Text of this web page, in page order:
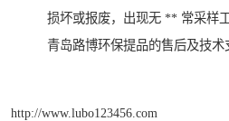
损坏或报废，出现无 ** 常采样工
青岛路博环保提品的售后及技术
http://www.lubo123456.com